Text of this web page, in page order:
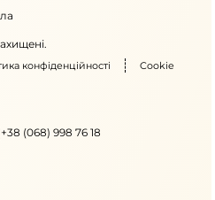
конфіденційності Cookie
+38 (068) 998 76 18